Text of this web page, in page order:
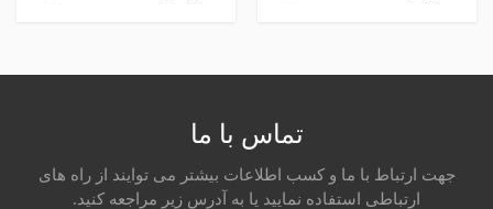
تماس با ما
جهت ارتباط با ما و کسب اطلاعات بیشتر می توایند از راه های
ارتباطی استفاده نمایید یا به آدرس زیر مراجعه کنید.